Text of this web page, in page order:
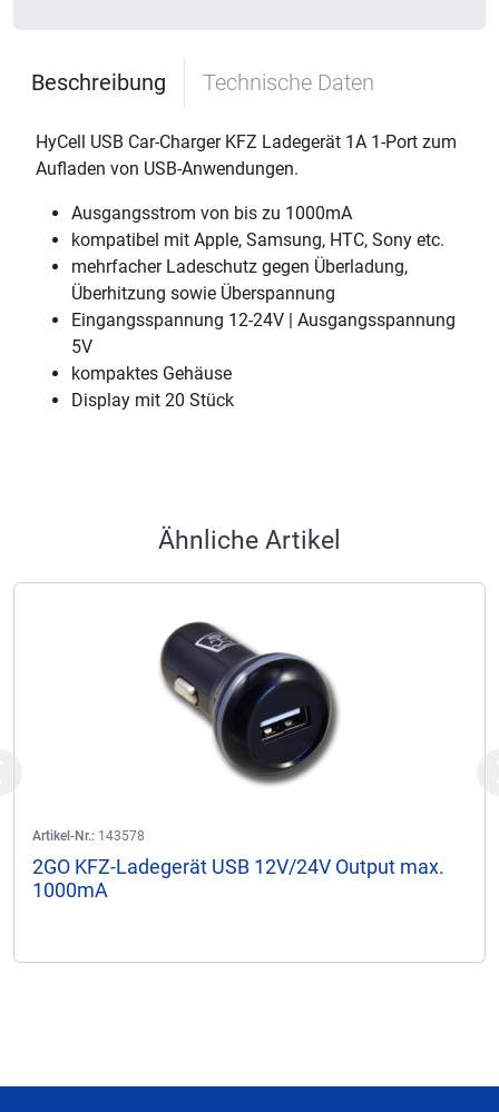
Beschreibung Technische Daten
HyCell USB Car-Charger KFZ Ladegerät 1A 1-Port zum
Aufladen von USB-Anwendungen.
Ausgangsstrom von bis zu 1000mA
kompatibel mit Apple, Samsung, HTC, Sony etc.
mehrfacher Ladeschutz gegen Überladung,
Überhitzung sowie Überspannung
Eingangsspannung 12-24V | Ausgangsspannung
5V
kompaktes Gehäuse
Display mit 20 Stück
Ähnliche Artikel
Artikel-Nr.: 143578
2GO KFZ-Ladegerät USB 12V/24V Output max.
1000mA